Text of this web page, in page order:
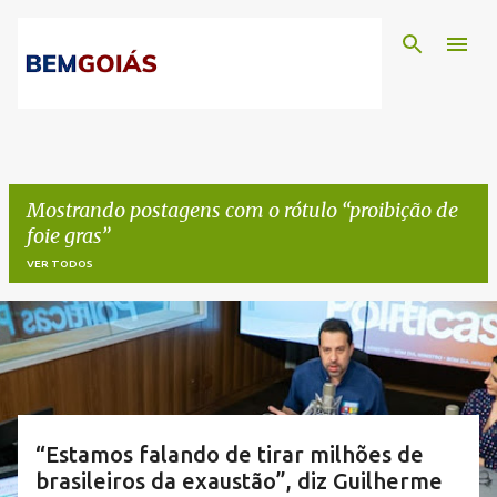
Mostrando postagens com o rótulo proibição de
foie gras
VER TODOS
P
o
s
t
“Estamos falando de tirar milhões de
brasileiros da exaustão”, diz Guilherme